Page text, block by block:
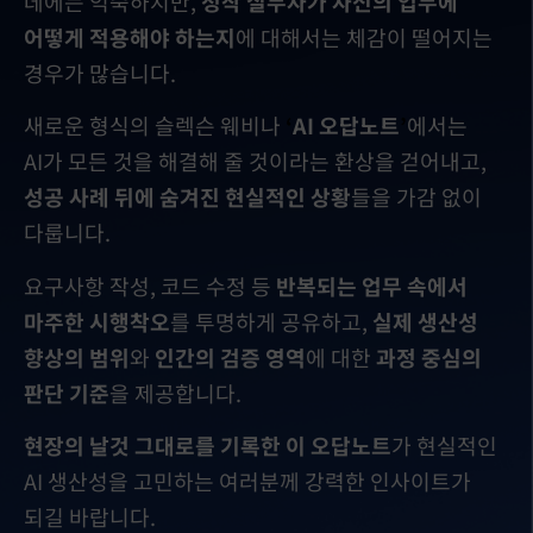
어떻게 적용해야 하는지에 대해서는 체감이 떨어지는
경우가 많습니다.
새로운 형식의 슬렉슨 웨비나 AI 오답노트 에서는
AI가 모든 것을 해결해 줄 것이라는 환상을 걷어내고,
성공 사례 뒤에 숨겨진 현실적인 상황들을 가감 없이
다룹니다.
요구사항 작성, 코드 수정 등 반복되는 업무 속에서
마주한 시행착오를 투명하게 공유하고, 실제 생산성
향상의 범위와 인간의 검증 영역에 대한 과정 중심의
판단 기준을 제공합니다.
현장의 날것 그대로를 기록한 이 오답노트가 현실적인
AI 생산성을 고민하는 여러분께 강력한 인사이트가
되길 바랍니다.